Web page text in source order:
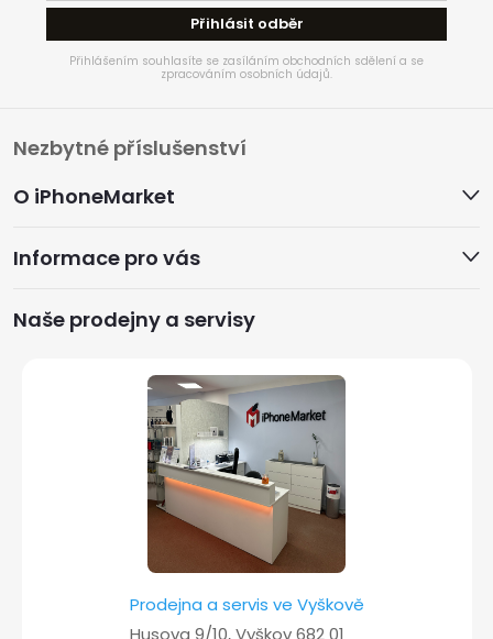
Přihlásit odběr
Přihlášením souhlasíte se zasíláním obchodních sdělení a se
zpracováním osobních údajů.
Z
á
p
a
O iPhoneMarket
Informace pro vás
Naše prodejny a servisy
Prodejna a servis ve Vyškově
Husova 9/10, Vyškov 682 01
Nezbytné příslušenství